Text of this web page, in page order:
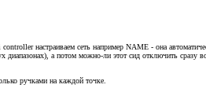
настраиваем сеть например NAME - она
а потом можно-ли этот сид отключить сразу
ручками на каждой точке.